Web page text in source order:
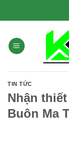
TIN TỨC
Nhận
Buôn Ma